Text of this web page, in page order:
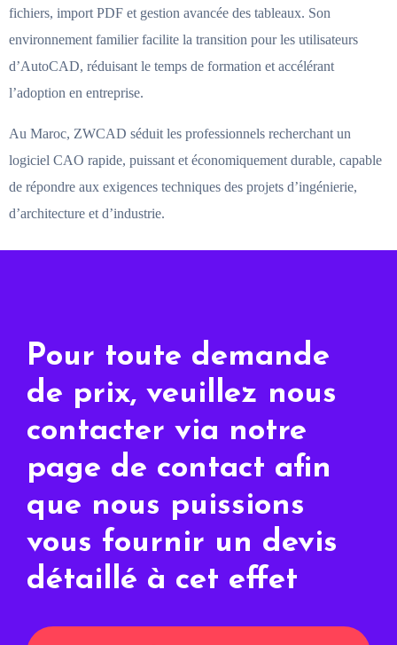
fichiers, import PDF et gestion avancée des tableaux. Son
environnement familier facilite la transition pour les utilisateurs
d’AutoCAD, réduisant le temps de formation et accélérant
l’adoption en entreprise.
Au Maroc, ZWCAD séduit les professionnels recherchant un
logiciel CAO rapide, puissant et économiquement durable, capable
de répondre aux exigences techniques des projets d’ingénierie,
d’architecture et d’industrie.
Pour toute demande
de prix, veuillez nous
contacter via notre
page de contact afin
que nous puissions
vous fournir un devis
détaillé à cet effet